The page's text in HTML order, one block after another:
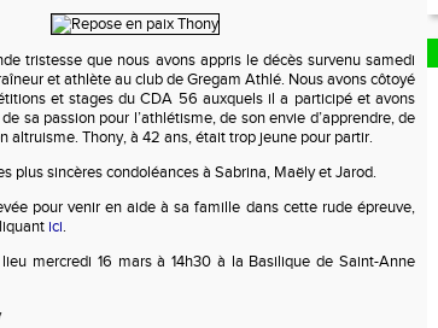
tristesse que nous avons appris le décès survenu samedi
et athlète au club de Gregam Athlé. Nous avons côtoyé
et stages du CDA 56 auxquels il a participé et avons
sa passion pour l’athlétisme, de son envie d’apprendre, de
altruisme. Thony, à 42 ans, était trop jeune pour partir.
plus sincères condoléances à Sabrina, Maëly et Jarod.
pour venir en aide à sa famille dans cette rude épreuve,
ici.
mercredi 16 mars à 14h30 à la Basilique de Saint-Anne